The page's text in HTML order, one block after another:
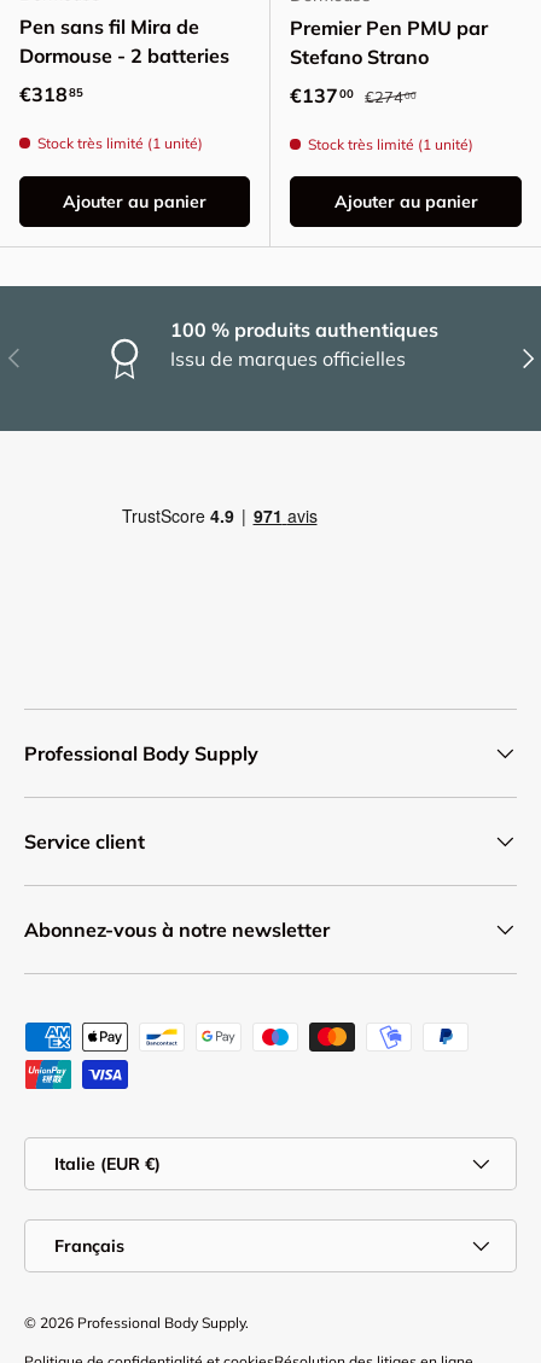
Pen sans fil Mira de
Dormouse - 2 batteries
Prix habituel
€31885
Stock très limité (1 unité)
Ajouter au panier
Premier Pen PMU par
Stefano Strano
Prix promotionnel
€13700 Prix habituel
€27400
Stock très limité (1 unité)
Ajouter au panier
Précédent
100 % produits authentiques
Issu de marques officielles
Professional Body Supply
Service client
Abonnez-vous à notre newsletter
Moyens de paiement acceptés
Italie (EUR €)
Français
© 2026 Professional Body Supply.